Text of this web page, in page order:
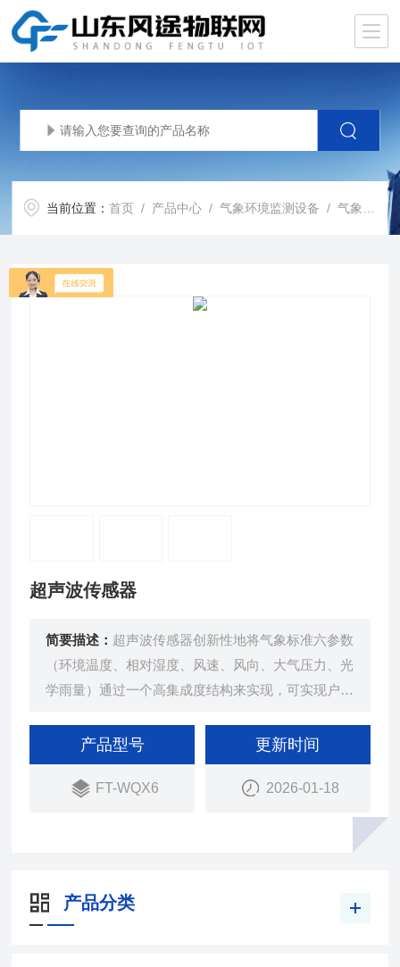
当前位置：首页 / 产品中心 /气象环境监测设备 /气象传感器
超声波传感器
简要描述： 超声波传感器创新性地将气象标准六参数
（环境温度、相对湿度、风速、风向、大气压力、光
学雨量）通过一个高集成度结构来实现，可实现户外
口将六项参数一次性输出给用户。
产品型号
FT-WQX6
更新时间
2026-01-18
产品分类